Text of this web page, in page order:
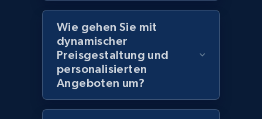
Amazon products global dataset
Title, Seller name, Brand, Description, Initial
price, Currency, Availability, Reviews count, and
Wie gehen Sie mit
dynamischer
Preisgestaltung und
personalisierten
Angeboten um?